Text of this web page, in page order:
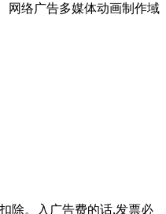
网络广告多媒体动画制作域
除。入广告费的话,发票必